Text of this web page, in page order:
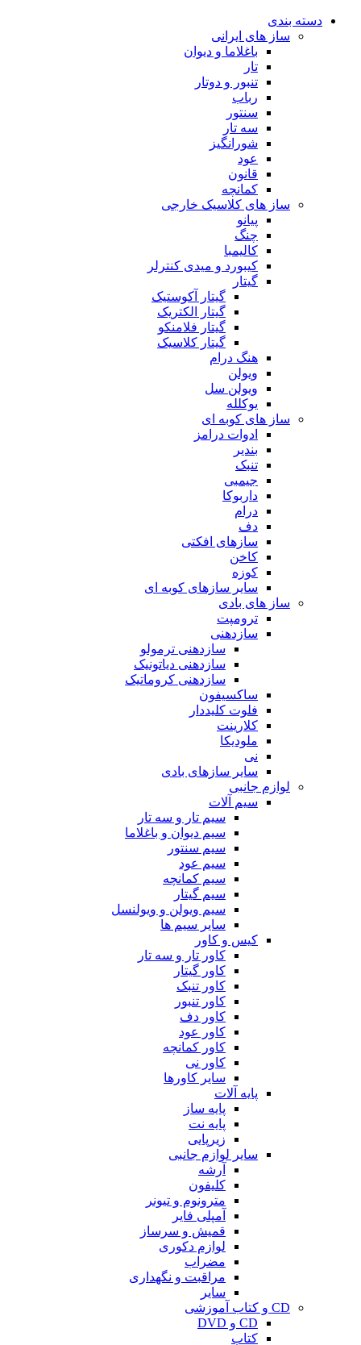
دسته بندی
ساز های ایرانی
باغلاما و دیوان
تار
تنبور و دوتار
رباب
سنتور
سه تار
شورانگیز
عود
قانون
کمانچه
ساز های کلاسیک خارجی
پیانو
چنگ
کالیمبا
کیبورد و میدی کنترلر
گیتار
گیتار آکوستیک
گیتار الکتریک
گیتار فلامنکو
گیتار کلاسیک
هنگ درام
ویولن
ویولن سل
یوکلله
ساز های کوبه ای
ادوات درامز
بندیر
تنبک
جیمبی
داربوکا
درام
دف
سازهای افکتی
کاخن
کوزه
سایر سازهای کوبه ای
ساز های بادی
ترومپت
سازدهنی
سازدهنی ترمولو
سازدهنی دیاتونیک
سازدهنی کروماتیک
ساکسیفون
فلوت کلیددار
کلارینت
ملودیکا
نی
سایر سازهای بادی
لوازم جانبی
سیم آلات
سیم تار و سه تار
سیم دیوان و باغلاما
سیم سنتور
سیم عود
سیم کمانچه
سیم گیتار
سیم ویولن و ویولنسل
سایر سیم ها
کیس و کاور
کاور تار و سه تار
کاور گیتار
کاور تنبک
کاور تنبور
کاور دف
کاور عود
کاور کمانچه
کاور نی
سایر کاورها
پایه آلات
پایه ساز
پایه نت
زیرپایی
سایر لوازم جانبی
آرشه
کلیفون
مترونوم و تیونر
آمپلی فایر
قمیش و سرساز
لوازم دکوری
مضراب
مراقبت و نگهداری
سایر
CD و کتاب آموزشی
CD و DVD
کتاب